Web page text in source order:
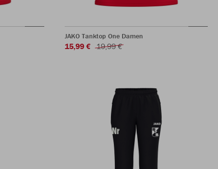
JAKO Tanktop One Damen
15,99 € 19,99 €